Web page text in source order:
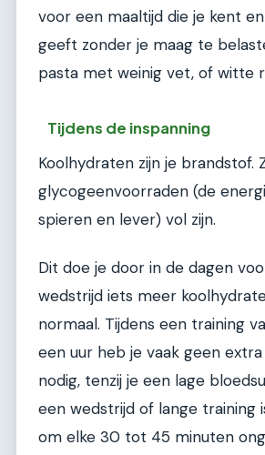
voor een maaltijd die je kent
geeft zonder je maag te
pasta met weinig vet, of witte
Tijdens de inspanning
Koolhydraten zijn je brandstof.
glycogeenvoorraden (de
spieren en lever) vol zijn.
Dit doe je door in de dagen
wedstrijd iets meer
normaal. Tijdens een training
een uur heb je vaak geen
nodig, tenzij je een lage
een wedstrijd of lange training
om elke 30 tot 45 minuten